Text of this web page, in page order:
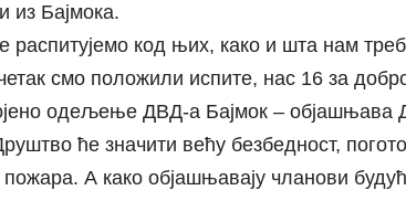
из Бајмока.
распитујемо код њих, како и шта нам
смо положили испите, нас 16 за
одељење ДВД-а Бајмок –
ће значити већу безбедност,
А како објашњавају чланови